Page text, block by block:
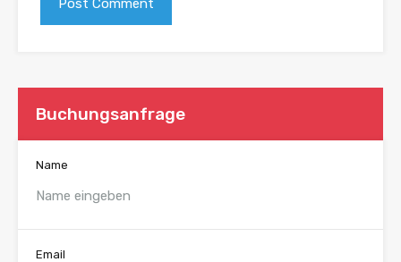
Buchungsanfrage
Name
Email